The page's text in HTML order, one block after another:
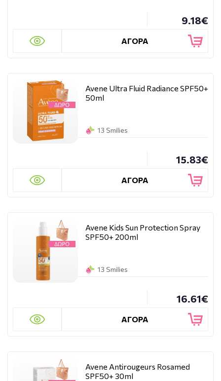
9.18€
ΑΓΟΡΑ
Avene Ultra Fluid Radiance SPF50+
50ml
13 Smilies
15.83€
ΑΓΟΡΑ
Avene Kids Sun Protection Spray
SPF50+ 200ml
13 Smilies
16.61€
ΑΓΟΡΑ
Avene Antirougeurs Rosamed
SPF50+ 30ml